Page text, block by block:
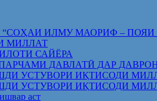
унвони “СОҲАИ ИЛМУ МАОРИФ
МИЛЛАТ
САЙЁРА
ДАВЛАТӢ ДАР
УСТУВОРИ ИҚТИСОДИ
УСТУВОРИ ИҚТИСОДИ
аст